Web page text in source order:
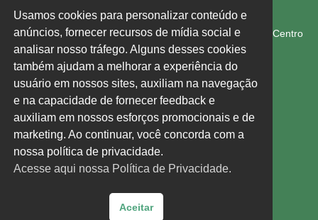
FETRAM-SC/CUT
Rua Rui Barbosa, 274-E, Edifício 1° de Maio, 1° Andar, Centro
Chapecó SC 89801-040
fetram-sc@fetram-sc.org.br
Acesse nossa política de privacidade,clique aqui.
FacebookInstagramYouTube
Usamos cookies para personalizar conteúdo e
anúncios, fornecer recursos de mídia social e
analisar nosso tráfego. Alguns desses cookies
também ajudam a melhorar a experiência do
usuário em nossos sites, auxiliam na navegação
e na capacidade de fornecer feedback e
auxiliam em nossos esforços promocionais e de
marketing. Ao continuar, você concorda com a
nossa política de privacidade.
Acesse aqui nossa Política de Privacidade.
Aceitar